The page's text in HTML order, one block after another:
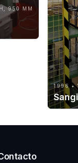
950 MM
1996 •